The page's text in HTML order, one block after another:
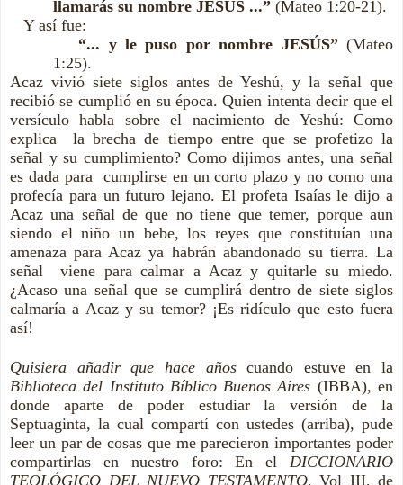
llamarás su nombre JESÚS ...” (Mateo 1:20-21).
Y así fue:
“... y le puso por nombre JESÚS”(Mateo
1:25).
Acaz vivió siete siglos antes de Yeshú, y la señal que
recibió se cumplió en su época. Quien intenta decir que el
versículo habla sobre el nacimiento de Yeshú: Como
explica la brecha de tiempo entre que se profetizo la
señal y su cumplimiento? Como dijimos antes, una señal
es dada para cumplirse en un corto plazo y no como una
profecía para un futuro lejano. El profeta Isaías le dijo a
Acaz una señal de que no tiene que temer, porque aun
siendo el niño un bebe, los reyes que constituían una
amenaza para Acaz ya habrán abandonado su tierra. La
señal viene para calmar a Acaz y quitarle su miedo.
¿Acaso una señal que se cumplirá dentro de siete siglos
calmaría a Acaz y su temor? ¡Es ridículo que esto fuera
así!
Quisiera añadir que hace añoscuando estuve en la
Biblioteca del Instituto Bíblico Buenos Aires (IBBA), en
donde aparte de poder estudiar la versión de la
Septuaginta, la cual compartí con ustedes (arriba), pude
leer un par de cosas que me parecieron importantes poder
compartirlas en nuestro foro: En el DICCIONARIO
TEOLÓGICO DEL NUEVO TESTAMENTO, Vol III, de